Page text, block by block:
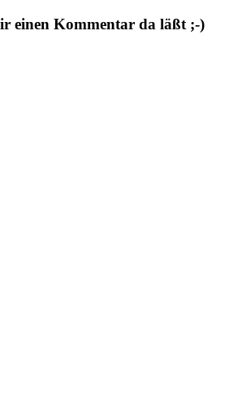
einen Kommentar da läßt ;-)